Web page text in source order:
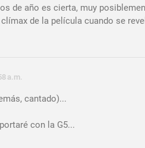
de año es cierta, muy
de la película cuando se
a.m.
cantado)...
con la G5...